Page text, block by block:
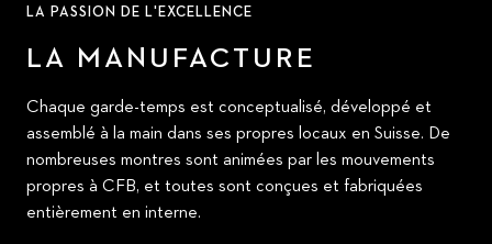
LA PASSION DE L'EXCELLENCE
LA MANUFACTURE
Chaque garde-temps est conceptualisé, développé et
assemblé à la main dans ses propres locaux en Suisse. De
nombreuses montres sont animées par les mouvements
propres à CFB, et toutes sont conçues et fabriquées
entièrement en interne.